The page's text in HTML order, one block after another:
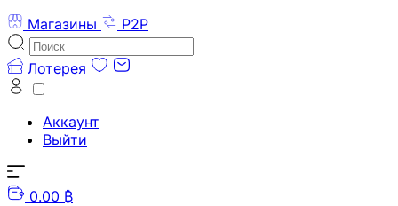
Магазины
P2P
Лотерея
Аккаунт
Выйти
0.00 ₿